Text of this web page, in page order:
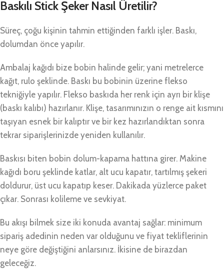
Baskılı Stick Şeker Nasıl Üretilir?
Süreç, çoğu kişinin tahmin ettiğinden farklı işler. Baskı,
dolumdan önce yapılır.
Ambalaj kağıdı bize bobin halinde gelir; yani metrelerce
kağıt, rulo şeklinde. Baskı bu bobinin üzerine flekso
tekniğiyle yapılır. Flekso baskıda her renk için ayrı bir klişe
(baskı kalıbı) hazırlanır. Klişe, tasarımınızın o renge ait kısmını
taşıyan esnek bir kalıptır ve bir kez hazırlandıktan sonra
tekrar siparişlerinizde yeniden kullanılır.
Baskısı biten bobin dolum-kapama hattına girer. Makine
kağıdı boru şeklinde katlar, alt ucu kapatır, tartılmış şekeri
doldurur, üst ucu kapatıp keser. Dakikada yüzlerce paket
çıkar. Sonrası kolileme ve sevkiyat.
Bu akışı bilmek size iki konuda avantaj sağlar: minimum
sipariş adedinin neden var olduğunu ve fiyat tekliflerinin
neye göre değiştiğini anlarsınız. İkisine de birazdan
geleceğiz.